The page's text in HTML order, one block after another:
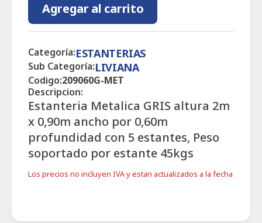
Agregar al carrito
Categoría:ESTANTERIAS
Sub Categoría:LIVIANA
Codigo:209060G-MET
Descripcion:
Estanteria Metalica GRIS altura 2m
x 0,90m ancho por 0,60m
profundidad con 5 estantes, Peso
soportado por estante 45kgs
Los precios no incluyen IVA y estan actualizados a la fecha